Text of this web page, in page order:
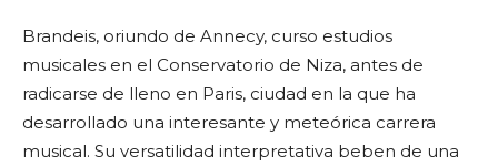
Brandeis, oriundo de Annecy, curso estudios
musicales en el Conservatorio de Niza, antes de
radicarse de lleno en Paris, ciudad en la que ha
desarrollado una interesante y meteórica carrera
musical. Su versatilidad interpretativa beben de una